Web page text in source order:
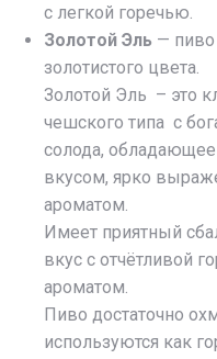
с легкой горечью.
Золотой Эль — пиво
золотистого цвета.
Золотой Эль – это
чешского типа с
солода,
вкусом, ярко
ароматом.
Имеет приятный
вкус с отчётливой
ароматом.
Пиво достаточно
используются как